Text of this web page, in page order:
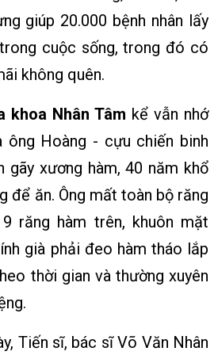
giúp 20.000 bệnh nhân lấy
cuộc sống, trong đó có
không quên.
khoa Nhân Tâm kể vẫn nhớ
ông Hoàng - cựu chiến binh
gãy xương hàm, 40 năm khổ
để ăn. Ông mất toàn bộ răng
răng hàm trên, khuôn mặt
già phải đeo hàm tháo lắp
thời gian và thường xuyên
Tiến sĩ, bác sĩ Võ Văn Nhân